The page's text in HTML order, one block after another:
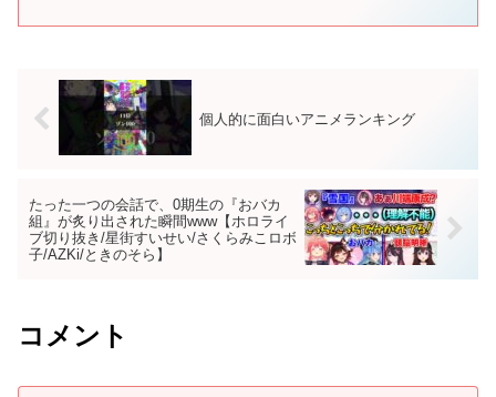
個人的に面白いアニメランキング
たった一つの会話で、0期生の『おバカ
組』が炙り出された瞬間www【ホロライ
ブ切り抜き/星街すいせい/さくらみこロボ
子/AZKi/ときのそら】
コメント